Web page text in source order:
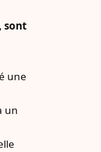
sont
une
un